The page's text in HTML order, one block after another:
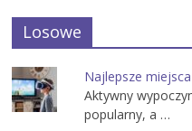
Losowe
Najlepsze
Aktywny
popularny, a …